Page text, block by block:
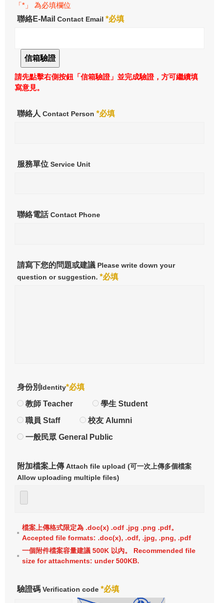
「*」 為必填欄位
聯絡E-Mail Contact Email *必填
請先點擊右側按鈕「信箱驗證」並完成驗證，方可繼續填
寫意見。
聯絡人 Contact Person *必填
服務單位 Service Unit
聯絡電話 Contact Phone
請寫下您的問題或建議 Please write down your
question or suggestion. *必填
身份別 Identity*必填
教師 Teacher
學生 Student
職員 Staff
校友 Alumni
一般民眾 General Public
附加檔案上傳 Attach file upload (可一次上傳多個檔案
Allow uploading multiple files)
檔案上傳格式限定為 .doc(x) .odf .jpg .png .pdf。
Accepted file formats: .doc(x), .odf, .jpg, .png, .pdf
一個附件檔案容量建議 500K 以內。 Recommended file
size for attachments: under 500KB.
驗證碼 Verification code *必填